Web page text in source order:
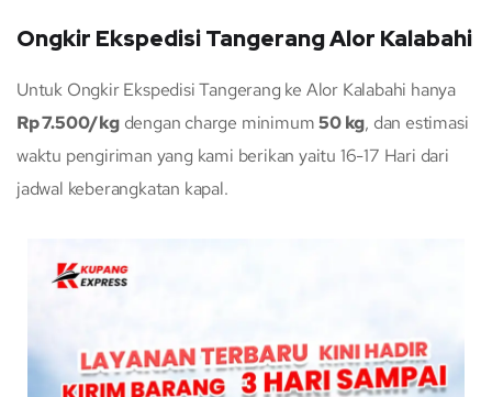
Ongkir Ekspedisi Tangerang Alor Kalabahi
Untuk Ongkir Ekspedisi Tangerang ke Alor Kalabahi hanya
Rp 7.500/kgdengan charge minimum50 kg, dan estimasi
waktu pengiriman yang kami berikan yaitu 16-17 Hari dari
jadwal keberangkatan kapal.